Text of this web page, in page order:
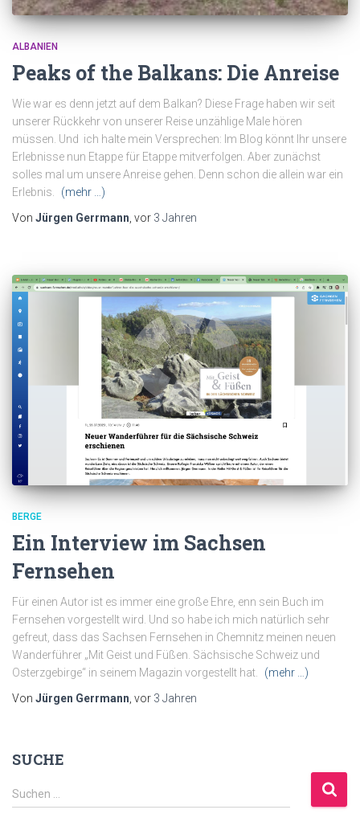
ALBANIEN
Peaks of the Balkans: Die Anreise
Wie war es denn jetzt auf dem Balkan? Diese Frage haben wir seit
unserer Rückkehr von unserer Reise unzählige Male hören
müssen. Und ich halte mein Versprechen: Im Blog könnt Ihr unsere
Erlebnisse nun Etappe für Etappe mitverfolgen. Aber zunächst
solles mal um unsere Anreise gehen. Denn schon die allein war ein
Erlebnis.
(mehr …)
Von Jürgen Gerrmann, vor 3 Jahren
BERGE
Ein Interview im Sachsen
Fernsehen
Für einen Autor ist es immer eine große Ehre, enn sein Buch im
Fernsehen vorgestellt wird. Und so habe ich mich natürlich sehr
gefreut, dass das Sachsen Fernsehen in Chemnitz meinen neuen
Wanderführer „Mit Geist und Füßen. Sächsische Schweiz und
Osterzgebirge“ in seinem Magazin vorgestellt hat.
(mehr …)
Von Jürgen Gerrmann , vor 3 Jahren
SUCHE
S
u
Suchen …